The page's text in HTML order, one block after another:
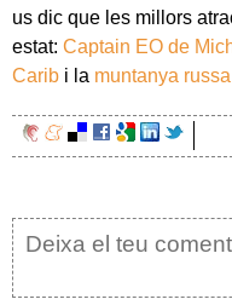
us dic que les millors
estat: Captain EO de
Carib i la muntanya